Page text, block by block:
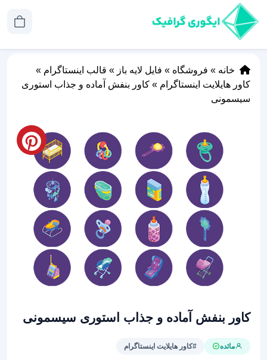
خانه » فروشگاه » فایل لایه باز » قالب اینستاگرام »
کاور هایلایت اینستاگرام » کاور بنفش آماده و جذاب استوری‌
سیسمونی
کاور بنفش آماده و جذاب استوری‌ سیسمونی
مائده #کاور هایلایت اینستاگرام